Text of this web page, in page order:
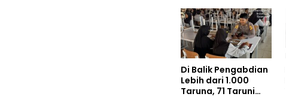
Di Balik Pengabdian
Lebih dari 1.000
Taruna, 71 Taruni